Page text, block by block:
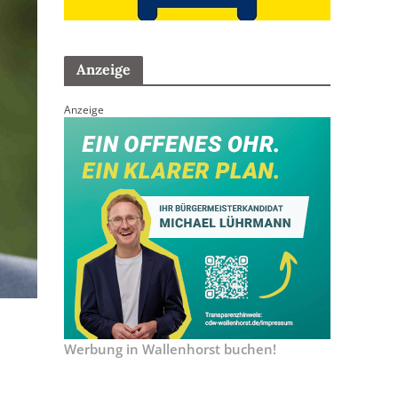
Anzeige
Anzeige
Werbung in Wallenhorst buchen!